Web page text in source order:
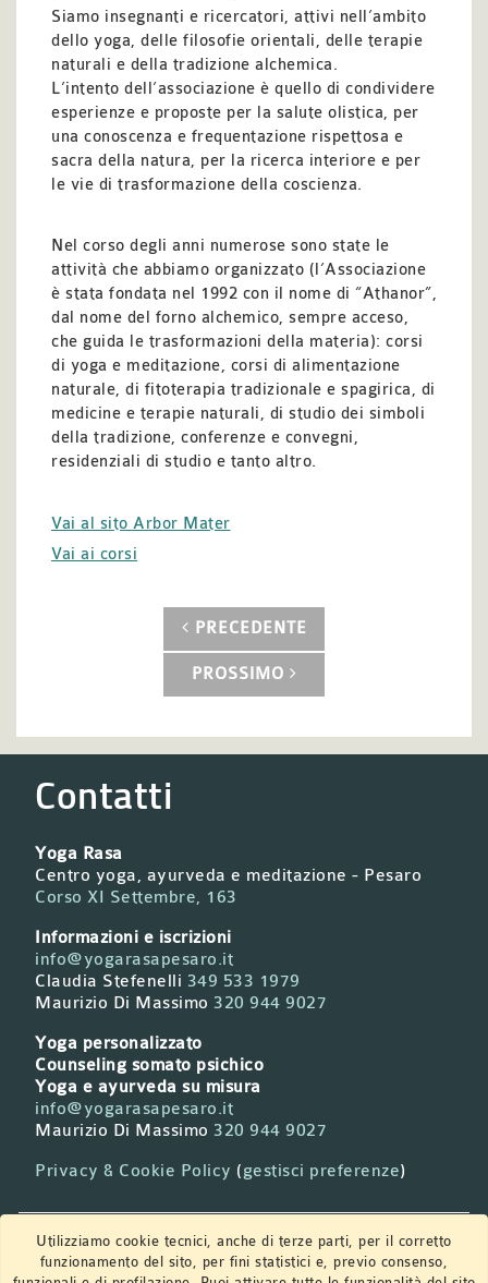
Siamo insegnanti e ricercatori, attivi nell’ambito
dello yoga, delle filosofie orientali, delle terapie
naturali e della tradizione alchemica.
L’intento dell’associazione è quello di condividere
esperienze e proposte per la salute olistica, per
una conoscenza e frequentazione rispettosa e
sacra della natura, per la ricerca interiore e per
le vie di trasformazione della coscienza.
Nel corso degli anni numerose sono state le
attività che abbiamo organizzato (l’Associazione
è stata fondata nel 1992 con il nome di “Athanor”,
dal nome del forno alchemico, sempre acceso,
che guida le trasformazioni della materia): corsi
di yoga e meditazione, corsi di alimentazione
naturale, di fitoterapia tradizionale e spagirica, di
medicine e terapie naturali, di studio dei simboli
della tradizione, conferenze e convegni,
residenziali di studio e tanto altro.
Vai al sito Arbor Mater
Vai ai corsi
PRECEDENTE
PROSSIMO
Contatti
Yoga Rasa
Centro yoga, ayurveda e meditazione - Pesaro
Corso XI Settembre, 163
Informazioni e iscrizioni
info@yogarasapesaro.it
Claudia Stefenelli 349 533 1979
Maurizio Di Massimo 320 944 9027
Yoga personalizzato
Counseling somato psichico
Yoga e ayurveda su misura
info@yogarasapesaro.it
Maurizio Di Massimo 320 944 9027
Privacy & Cookie Policy (gestisci preferenze)
Newsletter
Utilizziamo cookie tecnici, anche di terze parti, per il corretto
funzionamento del sito, per fini statistici e, previo consenso,